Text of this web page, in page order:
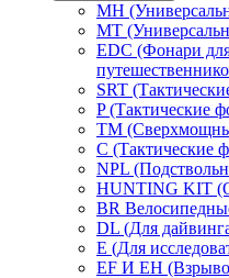
MH
MT
EDC (Фонари
SRT
P (Тактические
TM
C (Тактические
NPL
HUNTING KIT
BR
DL (Для
E (Для
EF И EH